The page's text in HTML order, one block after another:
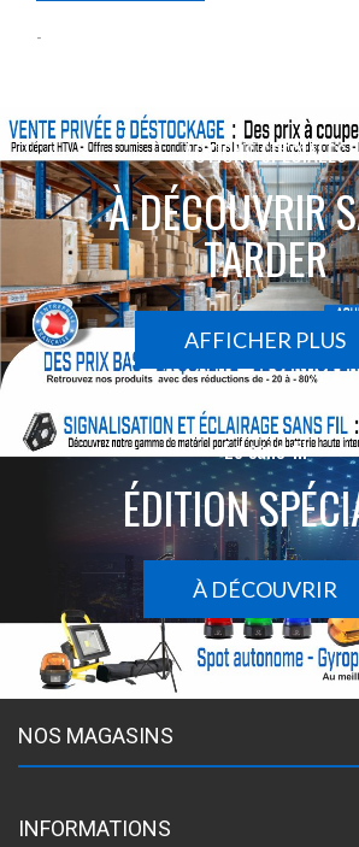
-
ACTIONS SPÉCIALES
À DÉCOUVRIR
TARDER
AFFICHER PLUS
Le sans-fil
ÉDITION
À DÉCOUVRIR
NOS MAGASINS
INFORMATIONS